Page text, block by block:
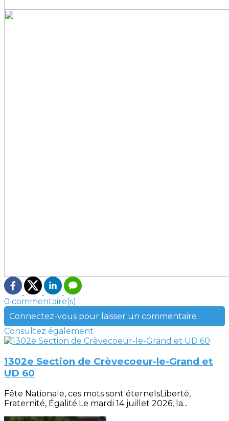
0 commentaire(s)
Connectez-vous pour laisser un commentaire
Consultez également
1302e Section de Crèvecoeur-le-Grand et
UD 60
Fête Nationale, ces mots sont éternelsLiberté,
Fraternité, Égalité.Le mardi 14 juillet 2026, la...